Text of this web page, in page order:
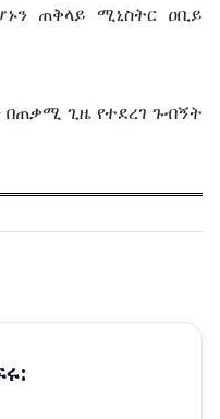
ጠቅላይ ሚኒስትር ዐቢይ
በጠቃሚ ጊዜ የተደረገ ጉብኝት